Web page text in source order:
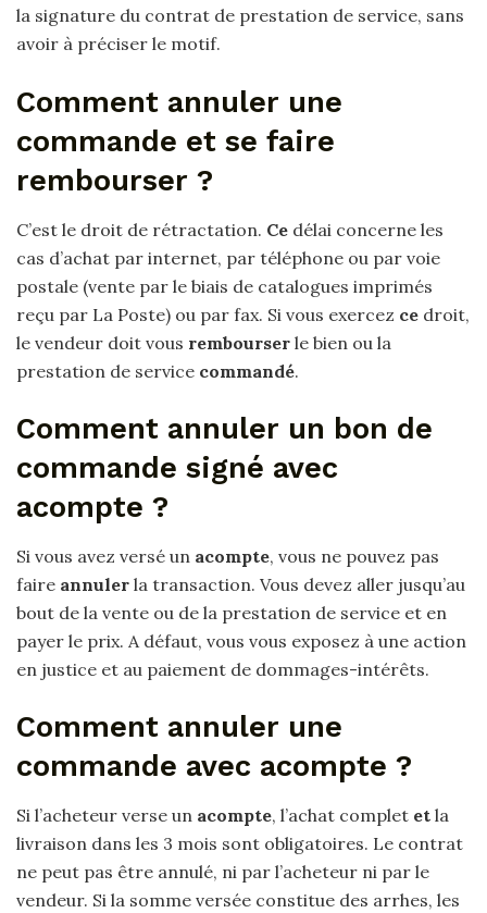
la signature du contrat de prestation de service, sans
avoir à préciser le motif.
Comment annuler une
commande et se faire
rembourser ?
C’est le droit de rétractation. Ce délai concerne les
cas d’achat par internet, par téléphone ou par voie
postale (vente par le biais de catalogues imprimés
reçu par La Poste) ou par fax. Si vous exercez ce droit,
le vendeur doit vous rembourser le bien ou la
prestation de service commandé.
Comment annuler un bon de
commande signé avec
acompte ?
Si vous avez versé un acompte, vous ne pouvez pas
faire annuler la transaction. Vous devez aller jusqu’au
bout de la vente ou de la prestation de service et en
payer le prix. A défaut, vous vous exposez à une action
en justice et au paiement de dommages-intérêts.
Comment annuler une
commande avec acompte ?
Si l’acheteur verse un acompte, l’achat complet et la
livraison dans les 3 mois sont obligatoires. Le contrat
ne peut pas être annulé, ni par l’acheteur ni par le
vendeur. Si la somme versée constitue des arrhes, les